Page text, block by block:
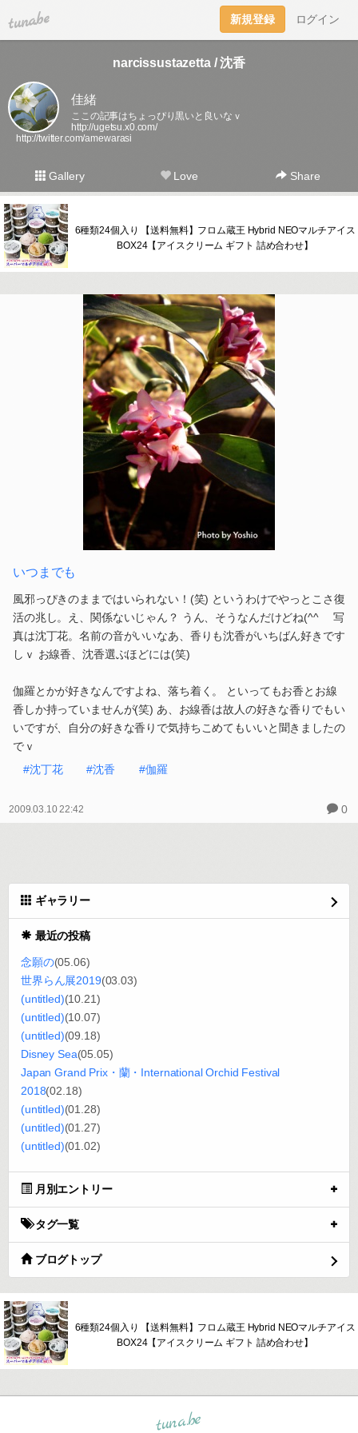
tuna.be 新規登録 ログイン
narcissustazetta / 沈香
佳緒
ここの記事はちょっぴり黒いと良いなｖ
http://ugetsu.x0.com/
http://twitter.com/amewarasi
Gallery Love Share
6種類24個入り 【送料無料】フロム蔵王 Hybrid NEOマルチアイス
BOX24【アイスクリーム ギフト 詰め合わせ】
いつまでも
風邪っぴきのままではいられない！(笑) というわけでやっとこさ復
活の兆し。え、関係ないじゃん？ うん、そうなんだけどね(^^ゞ 写
真は沈丁花。名前の音がいいなあ、香りも沈香がいちばん好きです
しｖ お線香、沈香選ぶほどには(笑)
伽羅とかが好きなんですよね、落ち着く。 といってもお香とお線
香しか持っていませんが(笑) あ、お線香は故人の好きな香りでもい
いですが、自分の好きな香りで気持ちこめてもいいと聞きましたの
でｖ
#沈丁花
#沈香 #伽羅
2009.03.10 22:42 0
ギャラリー
最近の投稿
念願の(05.06)
世界らん展2019(03.03)
(untitled)(10.21)
(untitled)(10.07)
(untitled)(09.18)
Disney Sea(05.05)
Japan Grand Prix・蘭・International Orchid Festival
2018(02.18)
(untitled)(01.28)
(untitled)(01.27)
(untitled)(01.02)
月別エントリー
タグ一覧
ブログトップ
6種類24個入り 【送料無料】フロム蔵王 Hybrid NEOマルチアイス
BOX24【アイスクリーム ギフト 詰め合わせ】
tuna.be